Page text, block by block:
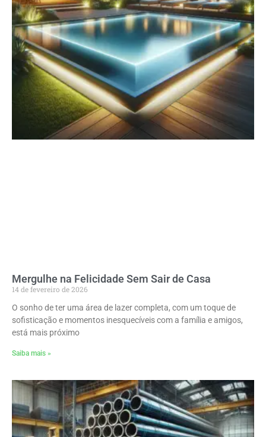
Mergulhe na Felicidade Sem Sair de Casa
14 de fevereiro de 2026
O sonho de ter uma área de lazer completa, com um toque de
sofisticação e momentos inesquecíveis com a família e amigos,
está mais próximo
Saiba mais »